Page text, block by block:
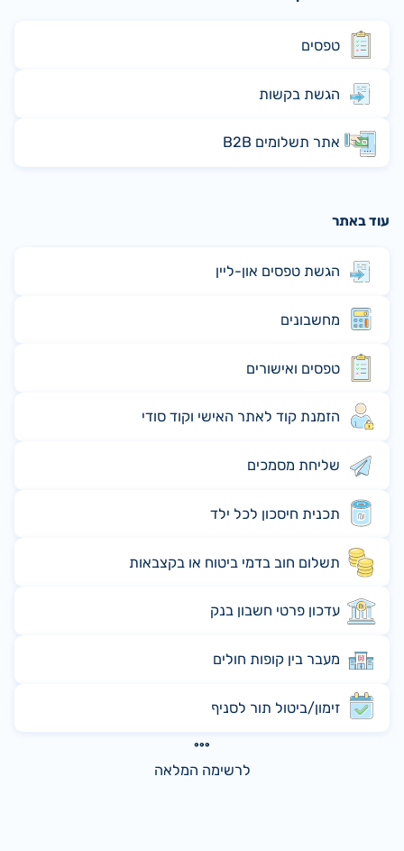
טפסים
הגשת בקשות
אתר תשלומים B2B
עוד באתר
הגשת טפסים און-ליין
מחשבונים
טפסים ואישורים
הזמנת קוד לאתר האישי וקוד סודי
שליחת מסמכים
תכנית חיסכון לכל ילד
תשלום חוב בדמי ביטוח או בקצבאות
עדכון פרטי חשבון בנק
מעבר בין קופות חולים
זימון/ביטול תור לסניף
לרשימה המלאה